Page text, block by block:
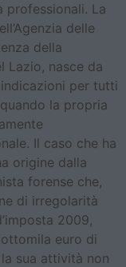
professionali. La
delle
della
Lazio, nasce da
per tutti
la propria
Il caso che ha
origine dalla
forense che,
di irregolarità
2009,
euro di
sua attività non